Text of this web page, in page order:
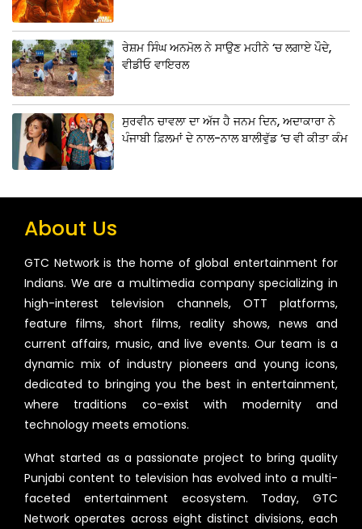
ਰੇਸ਼ਮ ਸਿੰਘ ਅਨਮੋਲ ਨੇ ਸਾਉਣ ਮਹੀਨੇ ‘ਚ ਲਗਾਏ ਪੌਦੇ,
ਵੀਡੀਓ ਵਾਇਰਲ
ਸੁਰਵੀਨ ਚਾਵਲਾ ਦਾ ਅੱਜ ਹੈ ਜਨਮ ਦਿਨ, ਅਦਾਕਾਰਾ ਨੇ
ਪੰਜਾਬੀ ਫ਼ਿਲਮਾਂ ਦੇ ਨਾਲ-ਨਾਲ ਬਾਲੀਵੁੱਡ ‘ਚ ਵੀ ਕੀਤਾ ਕੰਮ
About Us
GTC Network is the home of global entertainment for
Indians. We are a multimedia company specializing in
high-interest television channels, OTT platforms,
feature films, short films, reality shows, news and
current affairs, music, and live events. Our team is a
dynamic mix of industry pioneers and young icons,
dedicated to bringing you the best in entertainment,
where traditions co-exist with modernity and
technology meets emotions.
What started as a passionate project to bring quality
Punjabi content to television has evolved into a multi-
faceted entertainment ecosystem. Today, GTC
Network operates across eight distinct divisions, each